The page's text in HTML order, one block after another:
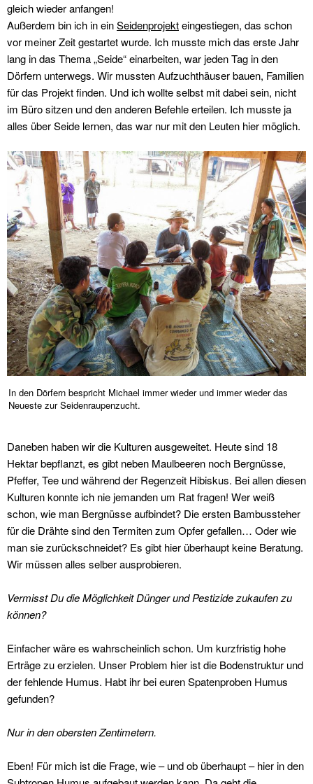
gleich wieder anfangen!
Außerdem bin ich in einSeidenprojekteingestiegen, das schon
vor meiner Zeit gestartet wurde. Ich musste mich das erste Jahr
lang in das Thema „Seide“ einarbeiten, war jeden Tag in den
Dörfern unterwegs. Wir mussten Aufzuchthäuser bauen, Familien
für das Projekt finden. Und ich wollte selbst mit dabei sein, nicht
im Büro sitzen und den anderen Befehle erteilen. Ich musste ja
alles über Seide lernen, das war nur mit den Leuten hier möglich.
In den Dörfern bespricht Michael immer wieder und immer wieder das
Neueste zur Seidenraupenzucht.
Daneben haben wir die Kulturen ausgeweitet. Heute sind 18
Hektar bepflanzt, es gibt neben Maulbeeren noch Bergnüsse,
Pfeffer, Tee und während der Regenzeit Hibiskus. Bei allen diesen
Kulturen konnte ich nie jemanden um Rat fragen! Wer weiß
schon, wie man Bergnüsse aufbindet? Die ersten Bambussteher
für die Drähte sind den Termiten zum Opfer gefallen… Oder wie
man sie zurückschneidet? Es gibt hier überhaupt keine Beratung.
Wir müssen alles selber ausprobieren.
Vermisst Du die Möglichkeit Dünger und Pestizide zukaufen zu
können?
Einfacher wäre es wahrscheinlich schon. Um kurzfristig hohe
Erträge zu erzielen. Unser Problem hier ist die Bodenstruktur und
der fehlende Humus. Habt ihr bei euren Spatenproben Humus
gefunden?
Nur in den obersten Zentimetern.
Eben! Für mich ist die Frage, wie – und ob überhaupt – hier in den